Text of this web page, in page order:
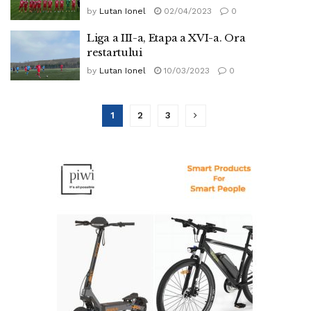
by Lutan Ionel 02/04/2023 0
Liga a III-a, Etapa a XVI-a. Ora
restartului
by Lutan Ionel 10/03/2023 0
1 2 3